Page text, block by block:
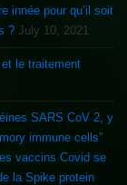
innée pour qu’il soit
? July 10, 2021
le traitement
SARS CoV 2, y
immune cells”
vaccins Covid se
la Spike protein